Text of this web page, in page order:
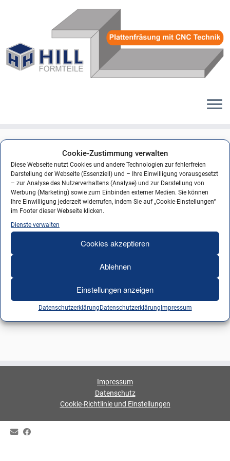
Cookie-Zustimmung verwalten
Diese Webseite nutzt Cookies und andere Technologien zur fehlerfreien
Darstellung der Webseite (Essenziell) und – Ihre Einwilligung vorausgesetzt
– zur Analyse des Nutzerverhaltens (Analyse) und zur Darstellung von
Werbung (Marketing) sowie zum Einbinden externer Medien. Sie können
Ihre Einwilligung jederzeit widerrufen, indem Sie auf „Cookie-Einstellungen“
im Footer dieser Webseite klicken.
Dienste verwalten
Cookies akzeptieren
Ablehnen
Einstellungen anzeigen
Datenschutzerklärung Datenschutzerklärung Impressum
Inhaltlogo_hill-gipsformteile_320
Nächstes →
Impressum
Datenschutz
Cookie-Richtlinie und Einstellungen